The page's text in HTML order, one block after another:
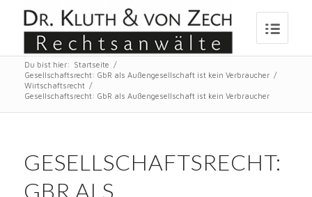
Du bist hier: Startseite
/
Gesellschaftsrecht: GbR als Außengesellschaft ist kein Verbraucher /
Wirtschaftsrecht /
Gesellschaftsrecht: GbR als Außengesellschaft ist kein Verbraucher
GESELLSCHAFTSRECHT:
GBR ALS